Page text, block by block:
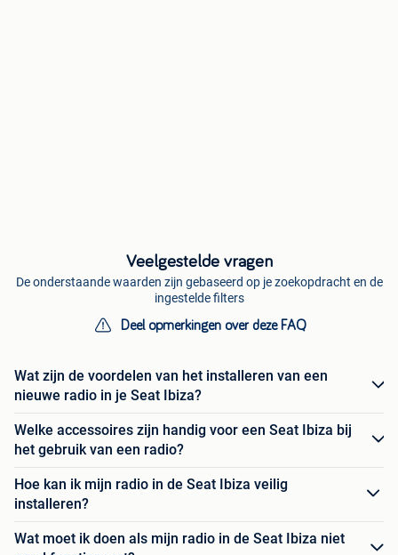
Veelgestelde vragen
De onderstaande waarden zijn gebaseerd op je zoekopdracht en de
ingestelde filters
Deel opmerkingen over deze FAQ
Wat zijn de voordelen van het installeren van een
nieuwe radio in je Seat Ibiza?
Welke accessoires zijn handig voor een Seat Ibiza bij
het gebruik van een radio?
Hoe kan ik mijn radio in de Seat Ibiza veilig
installeren?
Wat moet ik doen als mijn radio in de Seat Ibiza niet